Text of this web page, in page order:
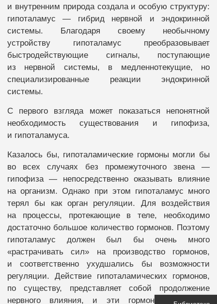
и внутренним природа создала и особую структуру:
гипоталамус — гибрид нервной и эндокринной
системы. Благодаря своему необычному
устройству гипоталамус преобразовывает
быстродействующие сигналы, поступающие
из нервной системы, в медленнотекущие, но
специализированные реакции эндокринной
системы.
С первого взгляда может показаться непонятной
необходимость существования и гипофиза,
и гипоталамуса.
Казалось бы, гипоталамические гормоны могли бы
во всех случаях без промежуточного звена —
гипофиза — непосредственно оказывать влияние
на организм. Однако при этом гипоталамус много
терял бы как орган регуляции. Для воздействия
на процессы, протекающие в теле, необходимо
достаточно большое количество гормонов. Поэтому
гипоталамус должен был бы очень много
«растрачивать сил» на производство гормонов,
и соответственно ухудшались бы возможности
регуляции. Действие гипоталамических гормонов,
по существу, представляет собой продолжение
нервного влияния, и эти гормоны оказывают